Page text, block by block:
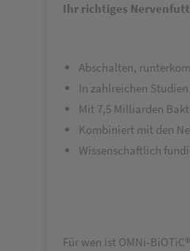
Ihr richtiges
Abschalten,
In zahlreichen
Mit 7,5 Milliarden
Kombiniert mit den
Wissenschaftlich
Für wen ist OMNi-